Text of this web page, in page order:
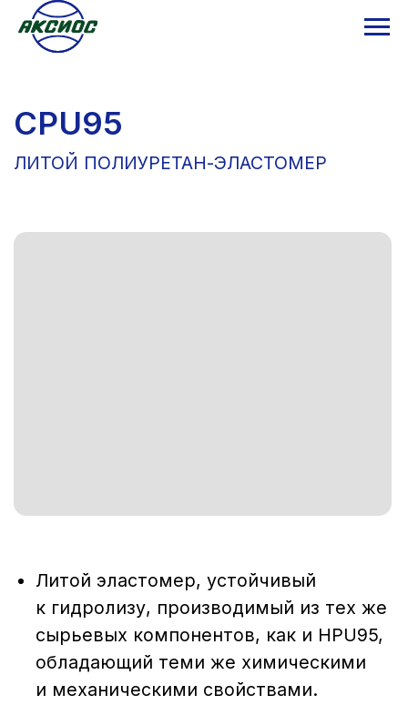
ОБЛАСТИ ПРИМЕНЕНИЯ:
U-образные уплотнения и манжеты,
ЛИТОЙ ПОЛИУРЕТАН-ЭЛАСТОМЕР
Может применяться в тех же
Используется для производства
уплотнений с диаметром от 600 мм
до 4000 мм